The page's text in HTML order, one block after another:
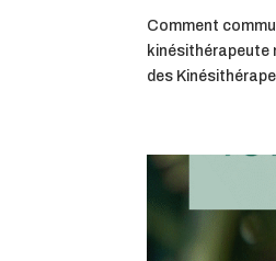
Comment
kinésithérapeute
des